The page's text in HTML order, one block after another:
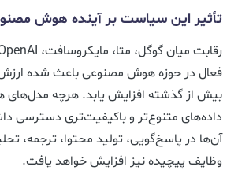
تأثیر این سیاست بر آینده هوش
فعال در حوزه هوش مصنوعی باعث شده
بیش از گذشته افزایش یابد. هرچه
داده‌های متنوع‌تر و باکیفیت‌تری دسترسی
آن‌ها در پاسخ‌گویی، تولید محتوا، ترجمه،
وظایف پیچیده نیز افزایش خواهد یافت.